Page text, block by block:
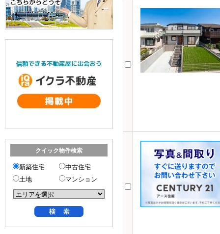
クイック物件検索
新築住宅
中古住宅
土地
マンション